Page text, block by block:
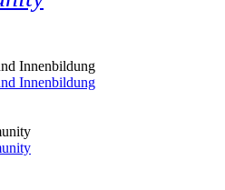
Innenbildung
Innenbildung